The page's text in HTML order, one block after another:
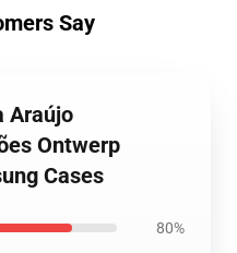
Say
Araújo
Ontwerp
Cases
80%